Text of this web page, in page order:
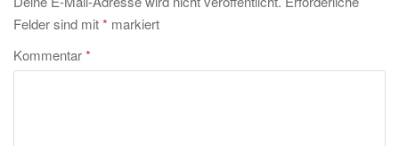
Felder sind mit* markiert
Kommentar*